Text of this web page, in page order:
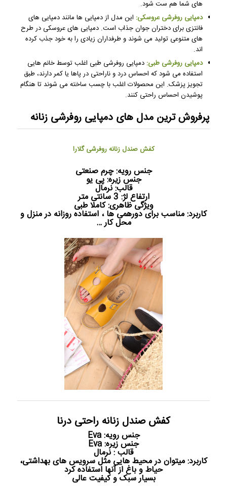
های شما هم ست شود.
دمپایی روفرشی عروسکی: این مدل از دمپایی ها مانند دمپایی های
فانتزی برای دختران جوان جذاب است. دمپایی های عروسکی در طرح
های متنوعی تولید می شوند و طرفداران زیادی را به خود جذب کرده
اند.
دمپایی روفرشی طبی: دمپایی روفرشی طبی اغلب توسط خانم هایی
استفاده می شود که احساس درد و ناراحتی در پاها یا کمر دارند، طبق
تجویز پزشک. این محصولات اغلب با چسب ساخته می شوند تا هنگام
پوشیدن احساس راحتی کنند.
پرفروش ترین مدل های دمپایی‌ روفرشی زنانه
کفش صندل زنانه روفرشی گلارا
جنس رویه: چرم صنعتی
جنس زیره: پی یو
قالب: نرمال
ارتفاع لژ: 3 سانتی متر
ویژگی ظاهری: کاملا طبی
کاربرد: مناسب برای دورهمی ها ، استفاده روزانه در منزل و
محل کار …
کفش صندل زنانه راحتی درنا
جنس رویه: Eva
جنس زیره: Eva
قالب : نرمال
کاربرد: میتوان در محیط هایی مثل سرویس های بهداشتی،
حیاط و باغ از آنها استفاده کرد
بسیار سبک و کیفیت عالی